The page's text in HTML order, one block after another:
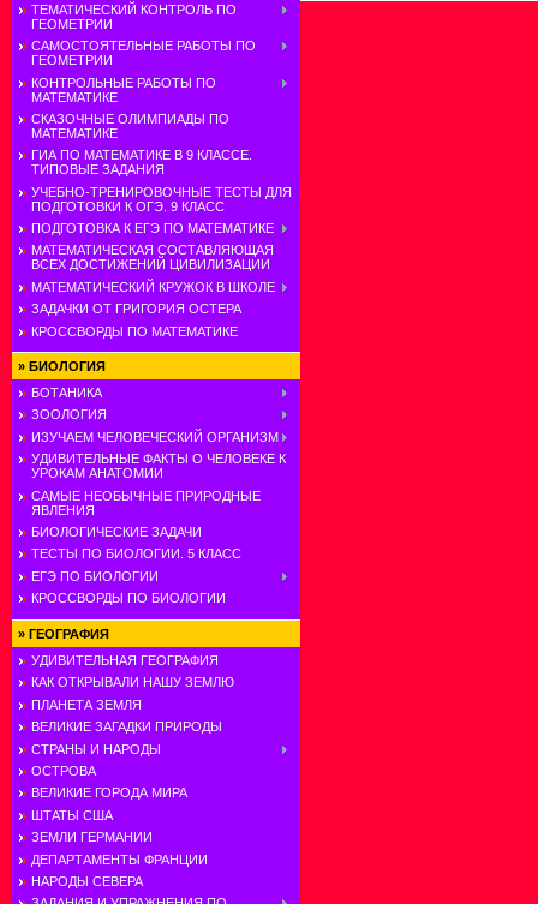
ТЕМАТИЧЕСКИЙ КОНТРОЛЬ ПО
ГЕОМЕТРИИ
САМОСТОЯТЕЛЬНЫЕ РАБОТЫ ПО
ГЕОМЕТРИИ
КОНТРОЛЬНЫЕ РАБОТЫ ПО
МАТЕМАТИКЕ
СКАЗОЧНЫЕ ОЛИМПИАДЫ ПО
МАТЕМАТИКЕ
ГИА ПО МАТЕМАТИКЕ В 9 КЛАССЕ.
ТИПОВЫЕ ЗАДАНИЯ
УЧЕБНО-ТРЕНИРОВОЧНЫЕ ТЕСТЫ ДЛЯ
ПОДГОТОВКИ К ОГЭ. 9 КЛАСС
ПОДГОТОВКА К ЕГЭ ПО МАТЕМАТИКЕ
МАТЕМАТИЧЕСКАЯ СОСТАВЛЯЮЩАЯ
ВСЕХ ДОСТИЖЕНИЙ ЦИВИЛИЗАЦИИ
МАТЕМАТИЧЕСКИЙ КРУЖОК В ШКОЛЕ
ЗАДАЧКИ ОТ ГРИГОРИЯ ОСТЕРА
КРОССВОРДЫ ПО МАТЕМАТИКЕ
» БИОЛОГИЯ
БОТАНИКА
ЗООЛОГИЯ
ИЗУЧАЕМ ЧЕЛОВЕЧЕСКИЙ ОРГАНИЗМ
УДИВИТЕЛЬНЫЕ ФАКТЫ О ЧЕЛОВЕКЕ К
УРОКАМ АНАТОМИИ
САМЫЕ НЕОБЫЧНЫЕ ПРИРОДНЫЕ
ЯВЛЕНИЯ
БИОЛОГИЧЕСКИЕ ЗАДАЧИ
ТЕСТЫ ПО БИОЛОГИИ. 5 КЛАСС
ЕГЭ ПО БИОЛОГИИ
КРОССВОРДЫ ПО БИОЛОГИИ
» ГЕОГРАФИЯ
УДИВИТЕЛЬНАЯ ГЕОГРАФИЯ
КАК ОТКРЫВАЛИ НАШУ ЗЕМЛЮ
ПЛАНЕТА ЗЕМЛЯ
ВЕЛИКИЕ ЗАГАДКИ ПРИРОДЫ
СТРАНЫ И НАРОДЫ
ОСТРОВА
ВЕЛИКИЕ ГОРОДА МИРА
ШТАТЫ США
ЗЕМЛИ ГЕРМАНИИ
ДЕПАРТАМЕНТЫ ФРАНЦИИ
НАРОДЫ СЕВЕРА